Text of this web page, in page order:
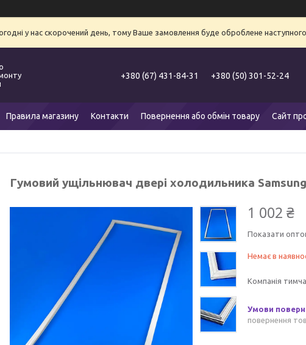
у нас скорочений день, тому Ваше замовлення буде оброблене
+380 (67) 431-84-31 +380 (50) 301-52-24
Правила магазину Контакти Повернення або обмін товару Сайт
Гумовий ущільнювач двері холодильника
1 002 ₴
Показати
Немає в
Компанія
повернення